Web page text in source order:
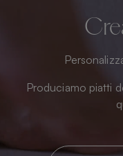
Produciamo piatti